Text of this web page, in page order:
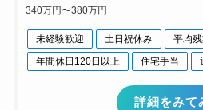
340万円〜380万円
未経験歓迎 土日祝休み
平均
年間休日120日以上
住宅手当
詳細をみて